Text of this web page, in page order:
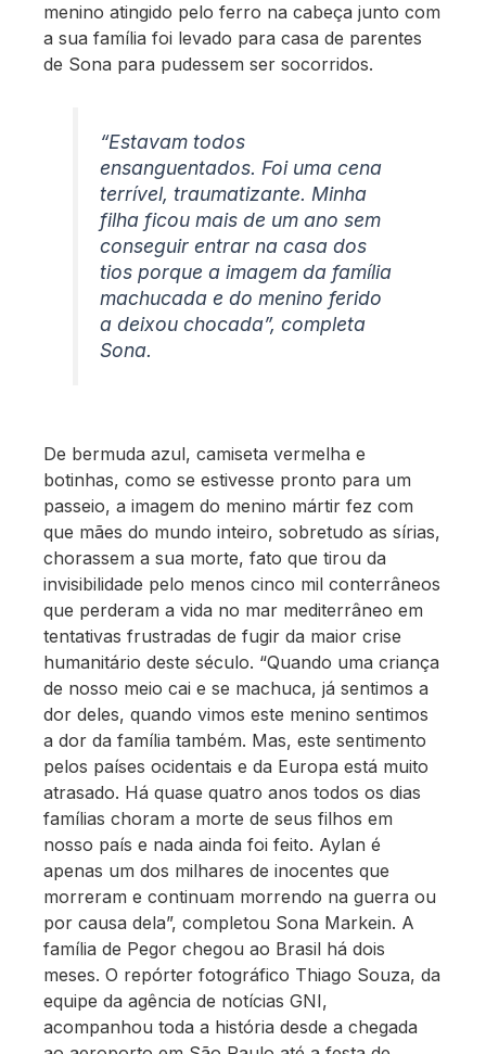
menino atingido pelo ferro na cabeça junto com
a sua família foi levado para casa de parentes
de Sona para pudessem ser socorridos.
“Estavam todos
ensanguentados. Foi uma cena
terrível, traumatizante. Minha
filha ficou mais de um ano sem
conseguir entrar na casa dos
tios porque a imagem da família
machucada e do menino ferido
a deixou chocada”, completa
Sona.
De bermuda azul, camiseta vermelha e
botinhas, como se estivesse pronto para um
passeio, a imagem do menino mártir fez com
que mães do mundo inteiro, sobretudo as sírias,
chorassem a sua morte, fato que tirou da
invisibilidade pelo menos cinco mil conterrâneos
que perderam a vida no mar mediterrâneo em
tentativas frustradas de fugir da maior crise
humanitário deste século. “Quando uma criança
de nosso meio cai e se machuca, já sentimos a
dor deles, quando vimos este menino sentimos
a dor da família também. Mas, este sentimento
pelos países ocidentais e da Europa está muito
atrasado. Há quase quatro anos todos os dias
famílias choram a morte de seus filhos em
nosso país e nada ainda foi feito. Aylan é
apenas um dos milhares de inocentes que
morreram e continuam morrendo na guerra ou
por causa dela”, completou Sona Markein. A
família de Pegor chegou ao Brasil há dois
meses. O repórter fotográfico Thiago Souza, da
equipe da agência de notícias GNI,
acompanhou toda a história desde a chegada